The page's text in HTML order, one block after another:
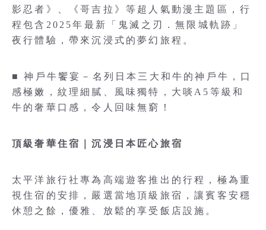
影忍者》、《哥吉拉》等超人氣動漫主題區，行
程包含2025年最新「鬼滅之刃．無限城軌跡」
夜行體驗，帶來沉浸式的夢幻旅程。
■ 神戶牛饗宴－名列日本三大和牛的神戶牛，口
感極嫩，紋理細膩、風味獨特，大啖A5等級和
牛的奢華口感，令人回味無窮！
頂級奢華住宿｜沉浸日本匠心旅宿
太平洋旅行社專為高端遊客推出的行程，極為重
視住宿的安排，嚴選當地頂級旅宿，讓賓客安穩
休憩之餘，優雅、放鬆的享受飯店設施。